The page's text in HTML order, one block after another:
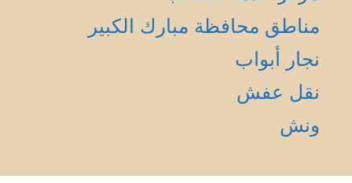
مناطق محافظة مبارك الكبير
نجار أبواب
نقل عفش
ونش